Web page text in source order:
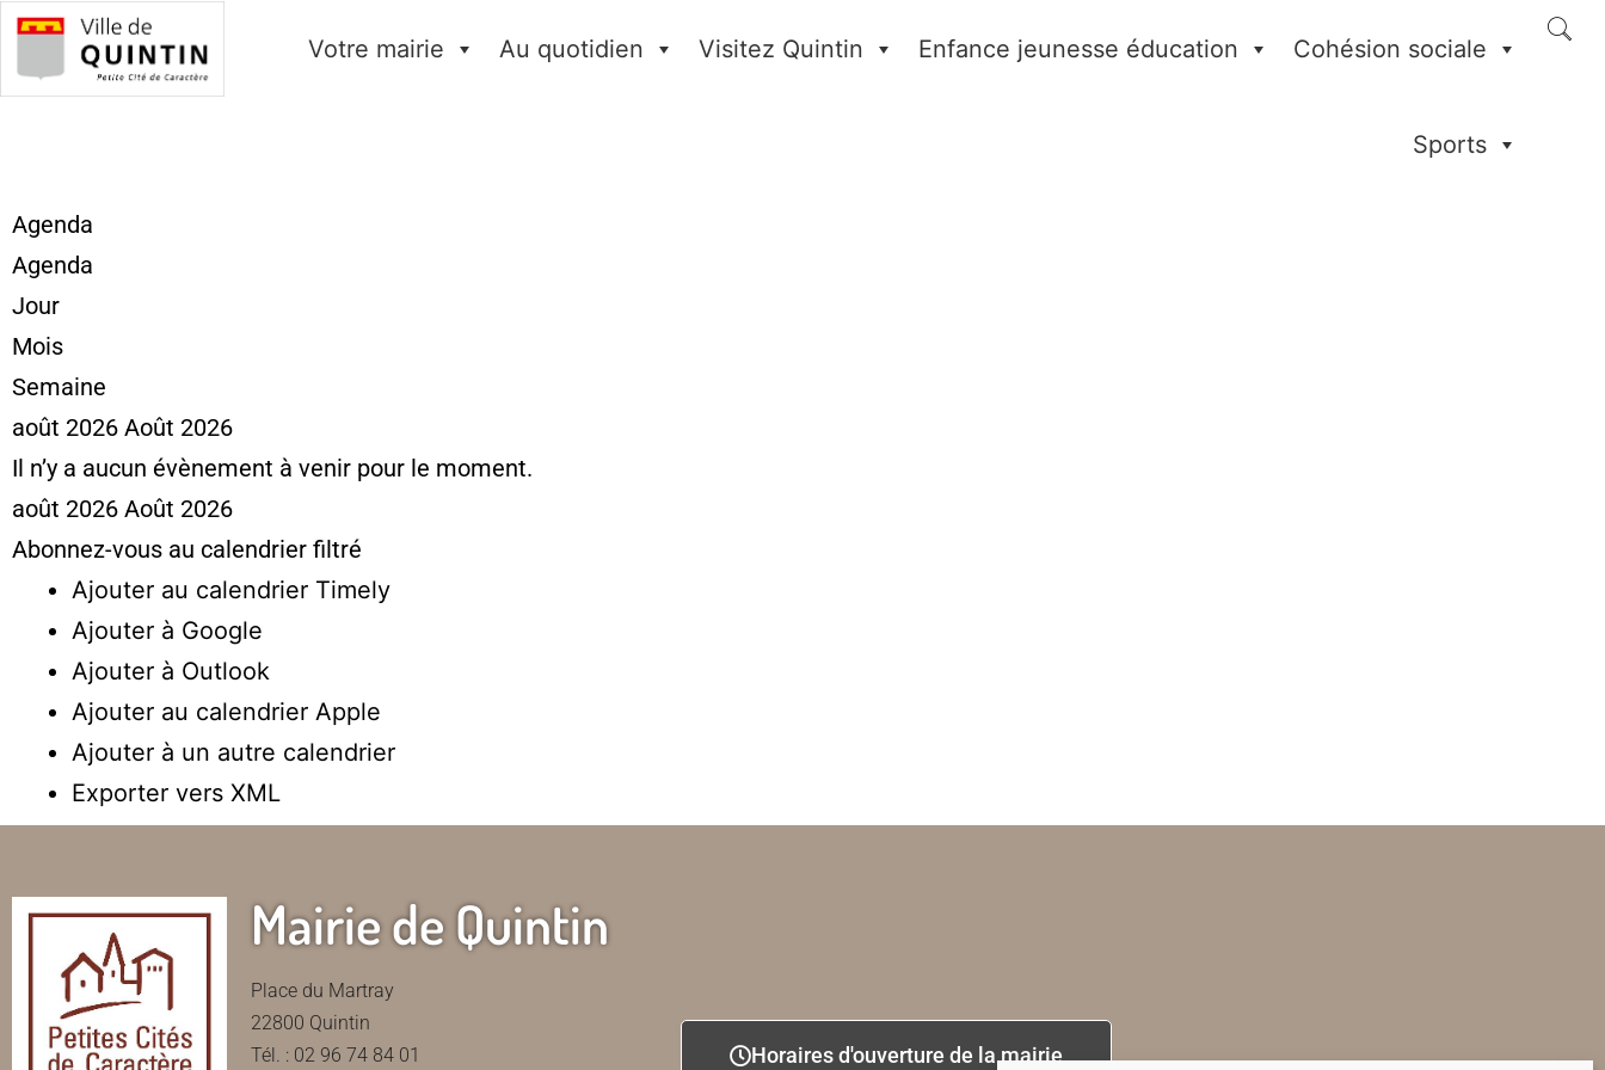
Votre mairie Au quotidien Visitez Quintin Enfance jeunesse éducation Cohésion sociale
Sports
Agenda
Agenda
Jour
Mois
Semaine
août 2026 Août 2026
Il n’y a aucun évènement à venir pour le moment.
août 2026 Août 2026
Abonnez-vous au calendrier filtré
Ajouter au calendrier Timely
Ajouter à Google
Ajouter à Outlook
Ajouter au calendrier Apple
Ajouter à un autre calendrier
Exporter vers XML
Mairie de Quintin
Place du Martray
22800 Quintin
Tél. : 02 96 74 84 01
Horaires d'ouverture de la mairie